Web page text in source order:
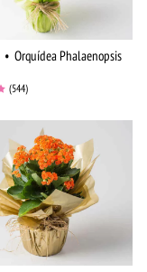
• Orquídea Phalaenopsis
(544)